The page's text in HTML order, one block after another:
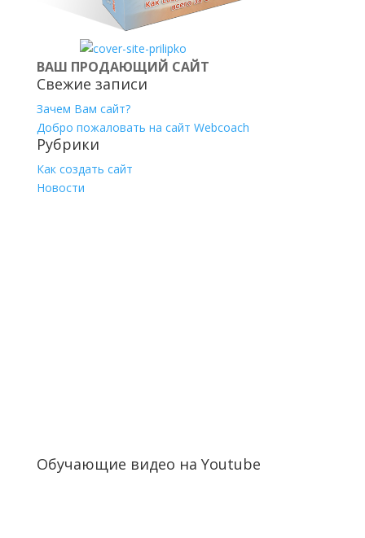
ВАШ ПРОДАЮЩИЙ САЙТ
Свежие записи
Зачем Вам сайт?
Добро пожаловать на сайт Webcoach
Рубрики
Как создать сайт
Новости
Обучающие видео на Youtube